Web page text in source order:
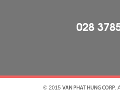
028
© 2015 VAN PHAT HUNG CORP.